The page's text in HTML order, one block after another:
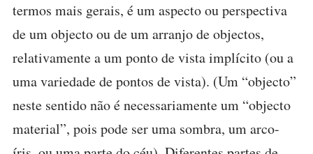
termos mais gerais, é um aspecto ou perspectiva
de um objecto ou de um arranjo de objectos,
relativamente a um ponto de vista implícito (ou a
uma variedade de pontos de vista). (Um “objecto”
neste sentido não é necessariamente um “objecto
material”, pois pode ser uma sombra, um arco-